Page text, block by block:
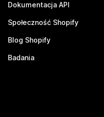
Dokumentacja API
Społeczność Shopify
Blog Shopify
Badania